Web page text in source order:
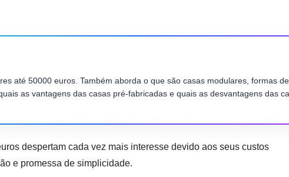
até 50000 euros. Também aborda o que são casas modulares, formas de
as vantagens das casas pré-fabricadas e quais as desvantagens das
despertam cada vez mais interesse devido aos seus custos
e promessa de simplicidade.